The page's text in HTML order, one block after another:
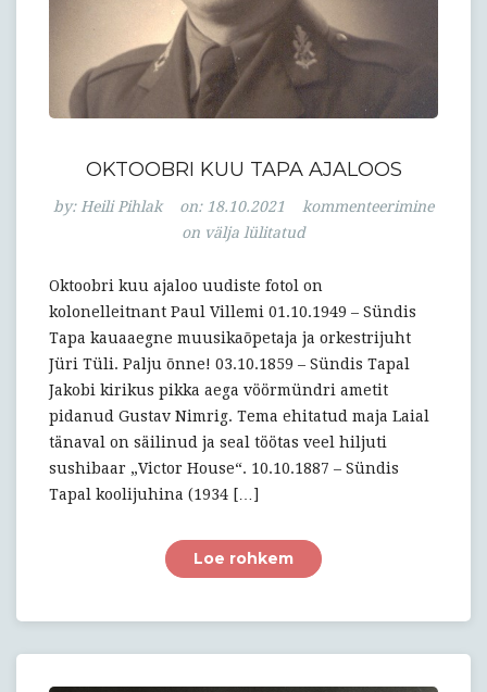
OKTOOBRI KUU TAPA AJALOOS
by:Heili Pihlak on: 18.10.2021
Oktoobri
kuu
ajaloos
kommenteerimine
on välja lülitatud
Oktoobri kuu ajaloo uudiste fotol on
kolonelleitnant Paul Villemi 01.10.1949 – Sündis
Tapa kauaaegne muusikaõpetaja ja orkestrijuht
Jüri Tüli. Palju õnne! 03.10.1859 – Sündis Tapal
Jakobi kirikus pikka aega vöörmündri ametit
pidanud Gustav Nimrig. Tema ehitatud maja Laial
tänaval on säilinud ja seal töötas veel hiljuti
sushibaar „Victor House“. 10.10.1887 – Sündis
Tapal koolijuhina (1934 […]
Loe rohkem